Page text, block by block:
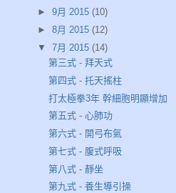
► 9月 2015 (10)
► 8月 2015 (12)
▼ 7月 2015 (14)
第三式 - 拜天式
第四式 - 托天搖柱
打太極拳3年 幹細胞明顯增加
第五式 - 心肺功
第六式 - 開弓布氣
第七式 - 腹式呼吸
第八式 - 靜坐
第九式 - 養生導引操